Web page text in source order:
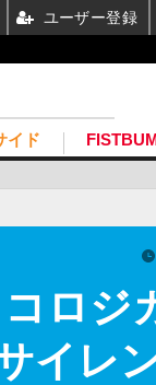
イド
ロジ
イレ
ユーザー登録